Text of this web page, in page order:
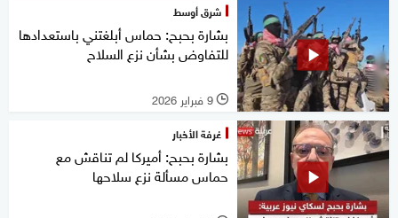
شرق أوسط
بشارة بحبح: حماس أبلغتني باستعدادها
للتفاوض بشأن نزع السلاح
l 9 فبراير 2026
غرفة الأخبار
بشارة بحبح: أميركا لم تناقش مع
حماس مسألة نزع سلاحها